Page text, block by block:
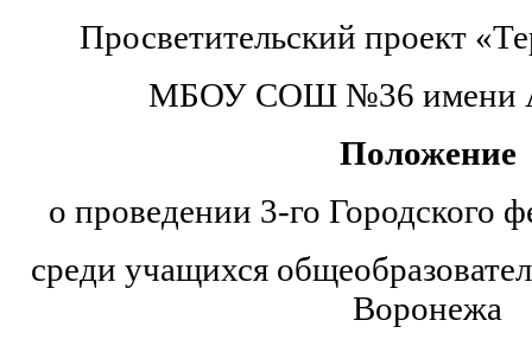
Просветительский проект
МБОУ СОШ №36 имени
Положение
о проведении 3-го Городского
среди учащихся
Воронежа